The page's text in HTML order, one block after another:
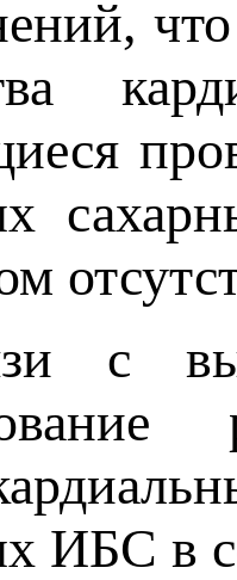
с
ИБС в